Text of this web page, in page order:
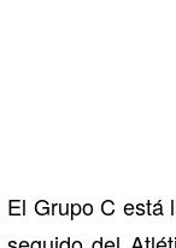
El Grupo C está